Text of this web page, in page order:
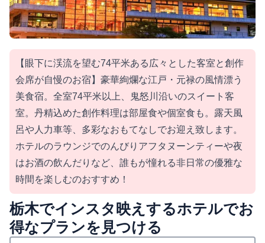
【眼下に渓流を望む74平米ある広々とした客室と創作
会席が自慢のお宿】豪華絢爛な江戸・元禄の風情漂う
美食宿。全室74平米以上、鬼怒川沿いのスイート客
室。丹精込めた創作料理は部屋食や個室食も。露天風
呂や人力車等、多彩なおもてなしでお迎え致します。
ホテルのラウンジでのんびりアフタヌーンティーや夜
はお酒の飲んだりなど、誰もが憧れる非日常の優雅な
時間を楽しむのおすすめ！
栃木でインスタ映えするホテルでお
得なプランを見つける